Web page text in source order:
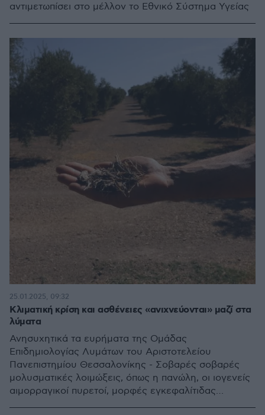
αντιμετωπίσει στο μέλλον το Εθνικό Σύστημα Υγείας
Κλιματική κρίση και ασθένειες «ανιχνεύονται» μαζί στα
λύματα
Ανησυχητικά τα ευρήματα της Ομάδας
Επιδημιολογίας Λυμάτων του Αριστοτελείου
Πανεπιστημίου Θεσσαλονίκης - Σοβαρές σοβαρές
μολυσματικές λοιμώξεις, όπως η πανώλη, οι ιογενείς
αιμορραγικοί πυρετοί, μορφές εγκεφαλίτιδας
25.01.2025, 09:32